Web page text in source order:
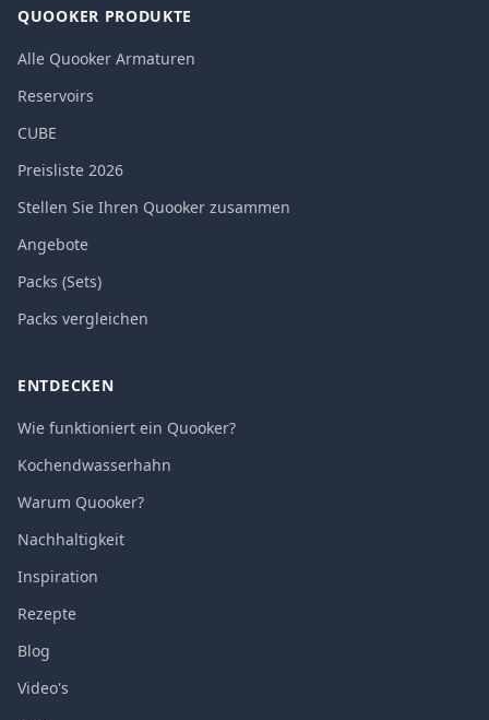
QUOOKER PRODUKTE
Alle Quooker Armaturen
Reservoirs
CUBE
Preisliste 2026
Stellen Sie Ihren Quooker zusammen
Angebote
Packs (Sets)
Packs vergleichen
ENTDECKEN
Wie funktioniert ein Quooker?
Kochendwasserhahn
Warum Quooker?
Nachhaltigkeit
Inspiration
Rezepte
Blog
Video's